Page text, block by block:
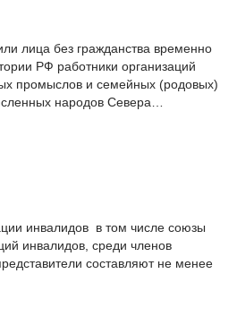
лица без гражданства временно
РФ работники организаций
промыслов и семейных (родовых)
народов Севера…
инвалидов в том числе союзы
инвалидов, среди членов
составляют не менее